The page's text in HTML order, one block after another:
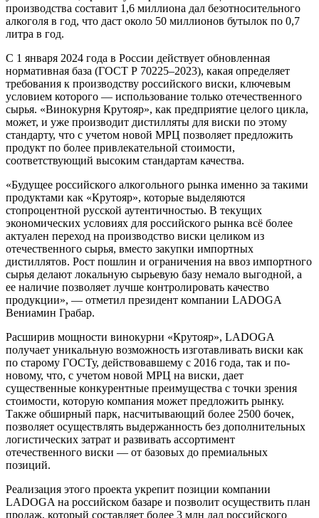
производства составит 1,6 миллиона дал безотносительного
алкоголя в год, что даст около 50 миллионов бутылок по 0,7
литра в год.
С 1 января 2024 года в России действует обновленная
нормативная база (ГОСТ Р 70225–2023), какая определяет
требования к производству российского виски, ключевым
условием которого — использование только отечественного
сырья. «Винокурня Крутояр», как предприятие целого цикла,
может, и уже производит дистилляты для виски по этому
стандарту, что с учетом новой МРЦ позволяет предложить
продукт по более привлекательной стоимости,
соответствующий высоким стандартам качества.
«Будущее российского алкогольного рынка именно за такими
продуктами как «Крутояр», которые выделяются
стопроцентной русской аутентичностью. В текущих
экономических условиях для российского рынка всё более
актуален переход на производство виски целиком из
отечественного сырья, вместо закупки импортных
дистиллятов. Рост пошлин и ограничения на ввоз импортного
сырья делают локальную сырьевую базу немало выгодной, а
ее наличие позволяет лучше контролировать качество
продукции», — отметил президент компании LADOGA
Вениамин Грабар.
Расширив мощности винокурни «Крутояр», LADOGA
получает уникальную возможность изготавливать виски как
по старому ГОСТу, действовавшему с 2016 года, так и по-
новому, что, с учетом новой МРЦ на виски, дает
существенные конкурентные преимущества с точки зрения
стоимости, которую компания может предложить рынку.
Также обширный парк, насчитывающий более 2500 бочек,
позволяет осуществлять выдержанность без дополнительных
логистических затрат и развивать ассортимент
отечественного виски — от базовых до премиальных
позиций.
Реализация этого проекта укрепит позиции компании
LADOGA на российском базаре и позволит осуществить план
продаж, который составляет более 3 млн дал российского